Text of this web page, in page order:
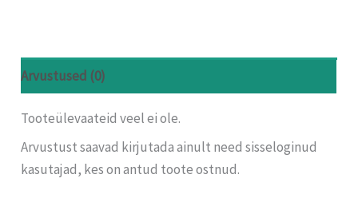
Arvustused (0)
Tooteülevaateid veel ei ole.
Arvustust saavad kirjutada ainult need sisseloginud
kasutajad, kes on antud toote ostnud.